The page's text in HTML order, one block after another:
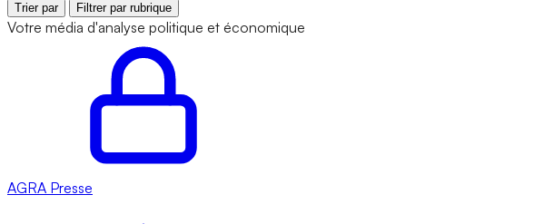
Trier par Filtrer par rubrique
Votre média d'analyse politique et économique
AGRA Presse